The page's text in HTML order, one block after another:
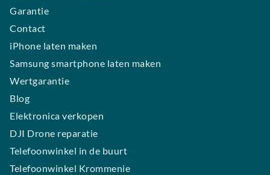
Garantie
Contact
iPhone laten maken
Samsung smartphone laten maken
Wertgarantie
Blog
Elektronica verkopen
DJI Drone reparatie
Telefoonwinkel in de buurt
Telefoonwinkel Krommenie